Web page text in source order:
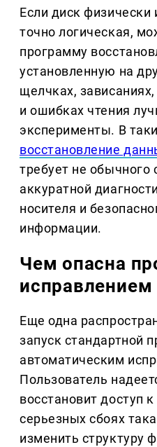
Если диск физически
точно логическая,
программу
установленную на
щелчках,
и ошибках чтения
эксперименты. В
восстановление
требует не обычного
аккуратной
носителя и
информации.
Чем опасна
Еще одна
запуск стандартной
автоматическим
Пользователь
восстановит доступ
серьезных сбоях
изменить структуру